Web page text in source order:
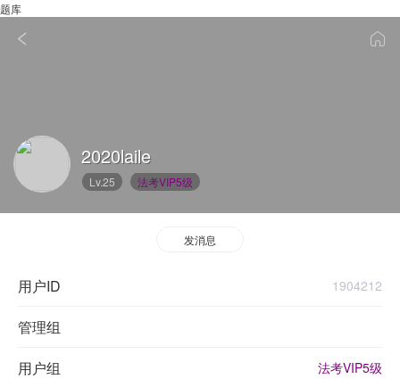
题库
2020laile
Lv.25 法考VIP5级
发消息
用户ID 1904212
管理组
用户组
法考VIP5级